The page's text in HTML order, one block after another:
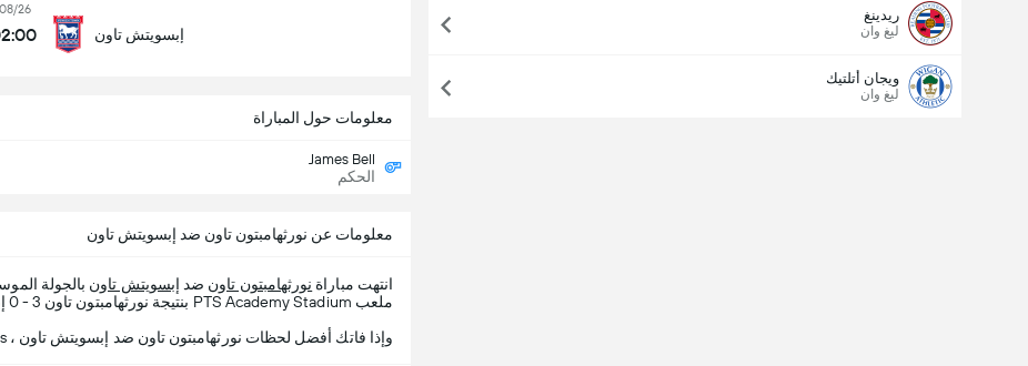
ريدينغ
ليغ وان
ويجان أتلتيك
ليغ وان
إبسويتش تاون
26
معلومات حول المباراة
James Bell
الحكم
معلومات عن نورثهامبتون تاون ضد إبسويتش تاون
انتهت مباراة نورثهامبتون تاون ضد إبسويتش تاون بالجولة
ملعب PTS Academy Stadium بنتيجة نورثهامبتون تاون 3 - 0 إبسويتش تاون.
وإذا فاتك أفضل لحظات نورثهامبتون تاون ضد إبسويتش تاون ، 365Scores يقدم لك تفاصيل المباراة.